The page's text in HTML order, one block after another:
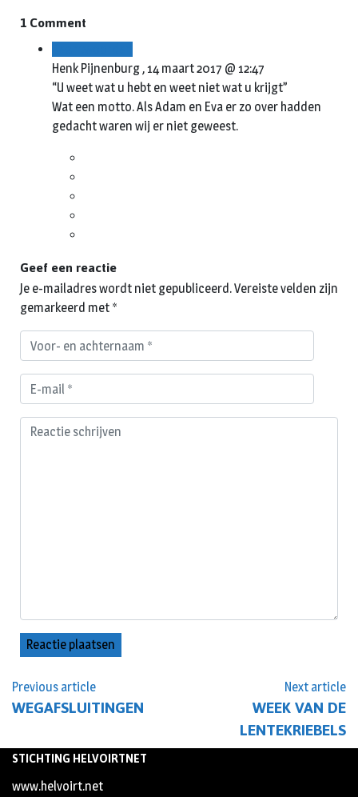
Previous article
WEGAFSLUITINGEN
Next article
WEEK VAN DE
LENTEKRIEBELS
1 Comment
Henk Pijnenburg ,14 maart 2017 @ 12:47
“U weet wat u hebt en weet niet wat u krijgt”
Wat een motto. Als Adam en Eva er zo over hadden
gedacht waren wij er niet geweest.
Geef een reactie
Je e-mailadres wordt niet gepubliceerd.Vereiste velden zijn
gemarkeerd met *
STICHTING HELVOIRTNET
www.helvoirt.net